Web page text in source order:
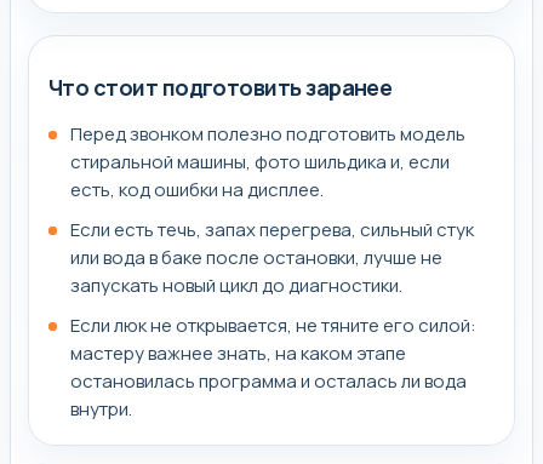
Что стоит подготовить заранее
Перед звонком полезно подготовить модель
стиральной машины, фото шильдика и, если
есть, код ошибки на дисплее.
Если есть течь, запах перегрева, сильный стук
или вода в баке после остановки, лучше не
запускать новый цикл до диагностики.
Если люк не открывается, не тяните его силой:
мастеру важнее знать, на каком этапе
остановилась программа и осталась ли вода
внутри.